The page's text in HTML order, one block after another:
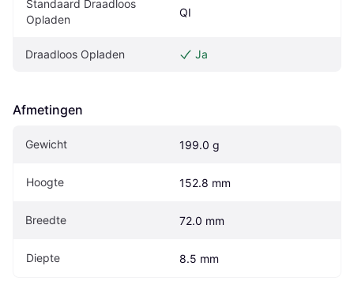
Standaard Draadloos
Opladen
QI
Draadloos Opladen Ja
Afmetingen
Gewicht 199.0 g
Hoogte 152.8 mm
Breedte 72.0 mm
Diepte 8.5 mm